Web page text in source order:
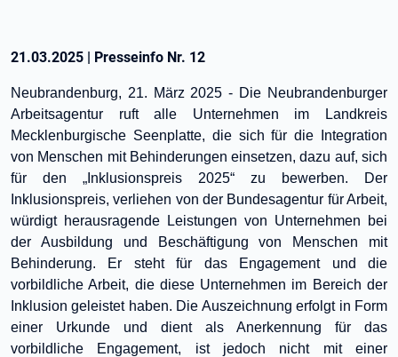
21.03.2025 | Presseinfo Nr. 12
Neubrandenburg, 21. März 2025 - Die Neubrandenburger
Arbeitsagentur ruft alle Unternehmen im Landkreis
Mecklenburgische Seenplatte, die sich für die Integration
von Menschen mit Behinderungen einsetzen, dazu auf, sich
für den „Inklusionspreis 2025“ zu bewerben. Der
Inklusionspreis, verliehen von der Bundesagentur für Arbeit,
würdigt herausragende Leistungen von Unternehmen bei
der Ausbildung und Beschäftigung von Menschen mit
Behinderung. Er steht für das Engagement und die
vorbildliche Arbeit, die diese Unternehmen im Bereich der
Inklusion geleistet haben. Die Auszeichnung erfolgt in Form
einer Urkunde und dient als Anerkennung für das
vorbildliche Engagement, ist jedoch nicht mit einer